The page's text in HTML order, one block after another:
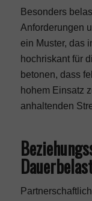
Besonders
Anforderungen
ein Muster, das
hochriskant für
betonen, dass
hohem Einsatz
anhaltenden